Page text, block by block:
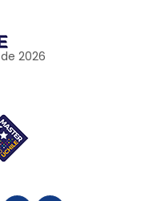
de 2026